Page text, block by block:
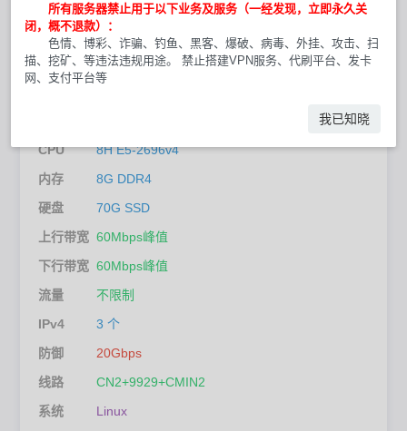
立即购买
美国服务器精品七区 8C8G
CPU
8H E5-2696v4
内存
8G DDR4
硬盘
70G SSD
上行带宽 60Mbps峰值
下行带宽 60Mbps峰值
流量
不限制
IPv4
3 个
防御
20Gbps
线路
CN2+9929+CMIN2
系统
Linux
所有服务器禁止用于以下业务及服务（一经发现，立即永久关
闭，概不退款）：
色情、博彩、诈骗、钓鱼、黑客、爆破、病毒、外挂、攻击、扫
描、挖矿、等违法违规用途。 禁止搭建VPN服务、代刷平台、发卡
网、支付平台等
我已知晓